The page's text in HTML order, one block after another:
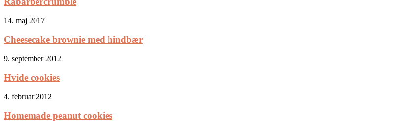
14. maj 2017
Cheesecake brownie med hindbær
9. september 2012
Hvide cookies
4. februar 2012
Homemade peanut cookies